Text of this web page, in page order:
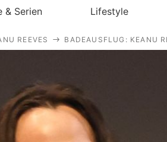
Royals
Filme & Serien
Lifestyle
& Serien Lifestyle
REEVES BADEAUSFLUG: KEANU